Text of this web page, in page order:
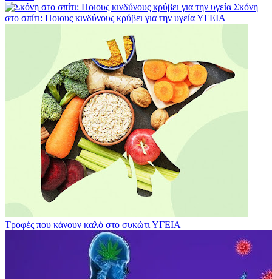
Σκόνη
στο σπίτι: Ποιους κινδύνους κρύβει για την υγείαΥΓΕΙΑ
Τροφές που κάνουν καλό στο συκώτι ΥΓΕΙΑ